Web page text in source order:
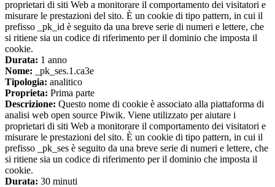
proprietari di siti Web a monitorare il comportamento dei visitatori e
misurare le prestazioni del sito. È un cookie di tipo pattern, in cui il
prefisso _pk_id è seguito da una breve serie di numeri e lettere, che
si ritiene sia un codice di riferimento per il dominio che imposta il
cookie.
Durata: 1 anno
Nome: _pk_ses.1.ca3e
Tipologia: analitico
Proprieta: Prima parte
Descrizione: Questo nome di cookie è associato alla piattaforma di
analisi web open source Piwik. Viene utilizzato per aiutare i
proprietari di siti Web a monitorare il comportamento dei visitatori e
misurare le prestazioni del sito. È un cookie di tipo pattern, in cui il
prefisso _pk_ses è seguito da una breve serie di numeri e lettere, che
si ritiene sia un codice di riferimento per il dominio che imposta il
cookie.
Durata: 30 minuti